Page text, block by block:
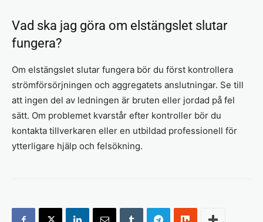
Vad ska jag göra om elstängslet slutar
fungera?
Om elstängslet slutar fungera bör du först kontrollera
strömförsörjningen och aggregatets anslutningar. Se till
att ingen del av ledningen är bruten eller jordad på fel
sätt. Om problemet kvarstår efter kontroller bör du
kontakta tillverkaren eller en utbildad professionell för
ytterligare hjälp och felsökning.